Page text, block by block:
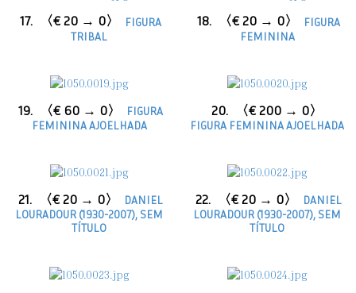
17. 〈€ 20 → 0〉
FIGURA
TRIBAL
18. 〈€ 20 → 0〉
FIGURA
FEMININA
19. 〈€ 60 → 0〉
FIGURA
FEMININA AJOELHADA
20. 〈€ 200 → 0〉
FIGURA FEMININA AJOELHADA
21. 〈€ 20 → 0〉
DANIEL
LOURADOUR (1930-2007), SEM
TÍTULO
22. 〈€ 20 → 0〉
DANIEL
LOURADOUR (1930-2007), SEM
TÍTULO